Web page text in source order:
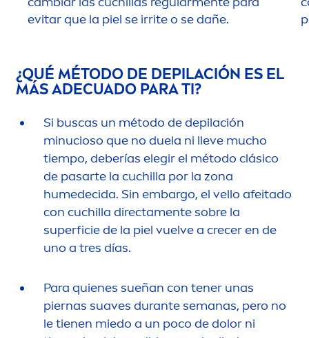
evitar que la piel se irrite o se dañe.
¿QUÉ MÉTODO DE DEPILACIÓN ES EL
MÁS ADECUADO PARA TI?
Si buscas un método de depilación
minucioso que no duela ni lleve mucho
tiempo, deberías elegir el método clásico
de pasarte la cuchilla por la zona
humedecida. Sin embargo, el vello afeitado
con cuchilla directamente sobre la
superficie de la piel vuelve a crecer en de
uno a tres días.
Para quienes sueñan con tener unas
piernas suaves durante semanas, pero no
le tienen miedo a un poco de dolor ni